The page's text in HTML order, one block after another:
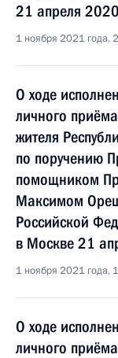
21 апреля
1 ноября 2021 года,
О ходе
личного
жителя
по поручению
помощником
Максимом
Российской
в Москве 21
1 ноября 2021 года,
О ходе
личного